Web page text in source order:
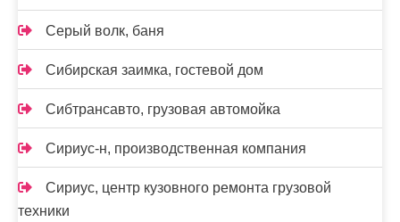
Серый волк, баня
Сибирская заимка, гостевой дом
Сибтрансавто, грузовая автомойка
Сириус-н, производственная компания
Сириус, центр кузовного ремонта грузовой
техники